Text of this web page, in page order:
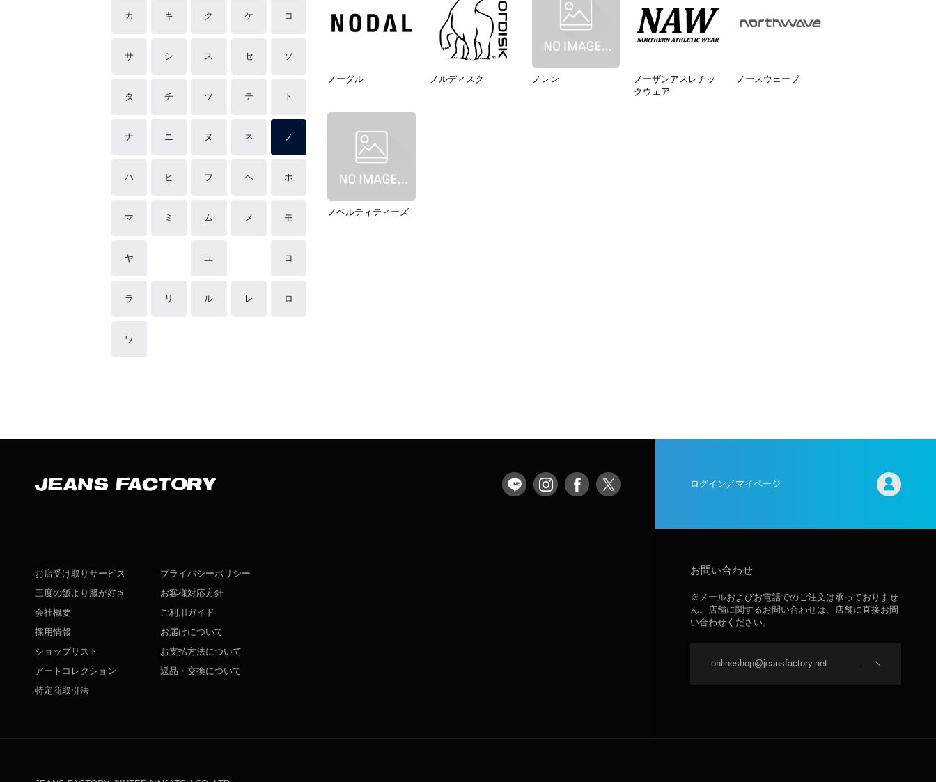
カ キ ク ケ コ
サ シ ス セ ソ
タ チ ツ テ ト
ナ ニ ヌ ネ ノ
ハ ヒ フ ヘ ホ
マ ミ ム メ モ
ヤ ユ ヨ
ラ リ ル レ ロ
ワ
ノーダル ノルディスク ノレン
ノーザンアスレチッ
クウェア
ノースウェーブ
ノベルティティーズ
ログイン／マイページ
お店受け取りサービス
三度の飯より服が好き
会社概要
採用情報
ショップリスト
アートコレクション
特定商取引法
プライバシーポリシー
お客様対応方針
ご利用ガイド
お届けについて
お支払方法について
返品・交換について
お問い合わせ
※メールおよびお電話でのご注文は承っておりませ
ん。店舗に関するお問い合わせは、店舗に直接お問
い合わせください。
onlineshop@jeansfactory.net